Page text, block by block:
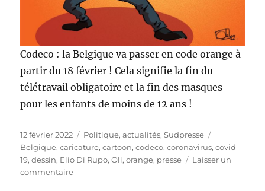
Codeco : la Belgique va passer en code orange à
partir du 18 février ! Cela signifie la fin du
télétravail obligatoire et la fin des masques
pour les enfants de moins de 12 ans !
Publié
le
12 février 2022 Catégories
Politique, actualités,Sudpresse
Belgique,caricature,cartoon,codeco,coronavirus,covid-
19,dessin, Elio Di Rupo,Oli,orange, presse
Laisser un
commentairesur